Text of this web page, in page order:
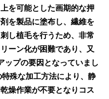
を可能とした画期的な押
を製品に塗布し、繊維を
し植毛を行うため、非常
ーン化が困難であり、又
ップの要因となっていまし
殊な加工方法により、静
燥作業が不要となりコス